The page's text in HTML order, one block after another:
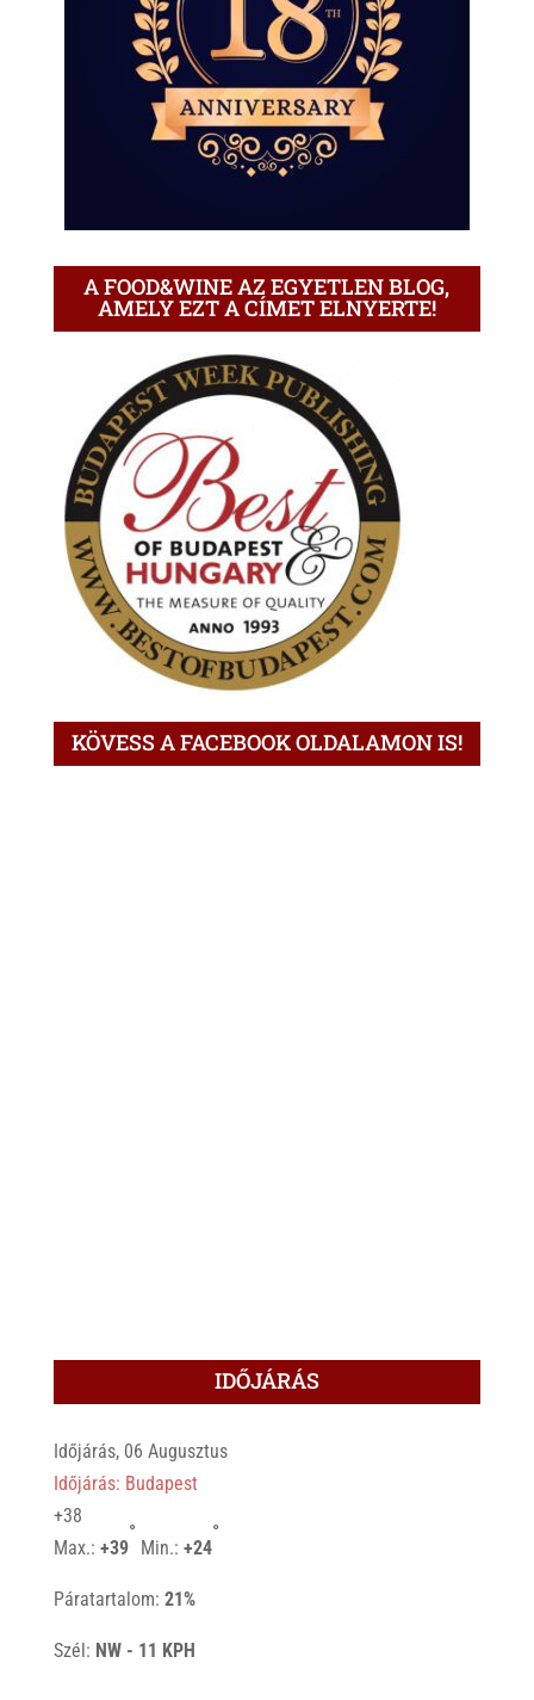
A FOOD&WINE AZ EGYETLEN BLOG,
AMELY EZT A CÍMET ELNYERTE!
KÖVESS A FACEBOOK OLDALAMON IS!
IDŐJÁRÁS
Időjárás, 06 Augusztus
Időjárás: Budapest
+38
Max.: +39
°
Min.: +24
°
Páratartalom: 21%
Szél: NW - 11 KPH